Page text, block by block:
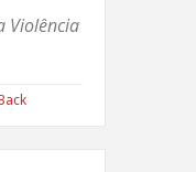
Violência